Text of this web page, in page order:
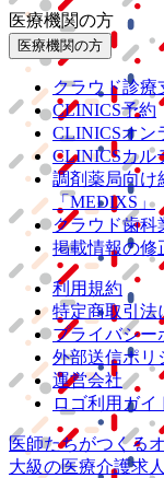
医療機関の方
医療機関の方
クラウド診療
CLINICS予約
CLINICSオン
CLINICSカル
調剤薬局向け
「MEDIXS」
クラウド歯科
掲載情報の修
利用規約
特定商取引法
プライバシー
外部送信ポリ
運営会社
ロゴ利用ガイ
医師たちがつくる
大級の医療介護求